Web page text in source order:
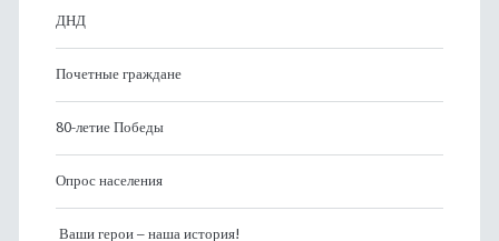
ДНД
Почетные граждане
80-летие Победы
Опрос населения
Ваши герои – наша история!